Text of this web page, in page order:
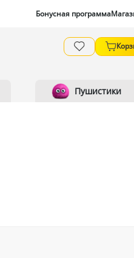
Бонусная программа
Пушистики